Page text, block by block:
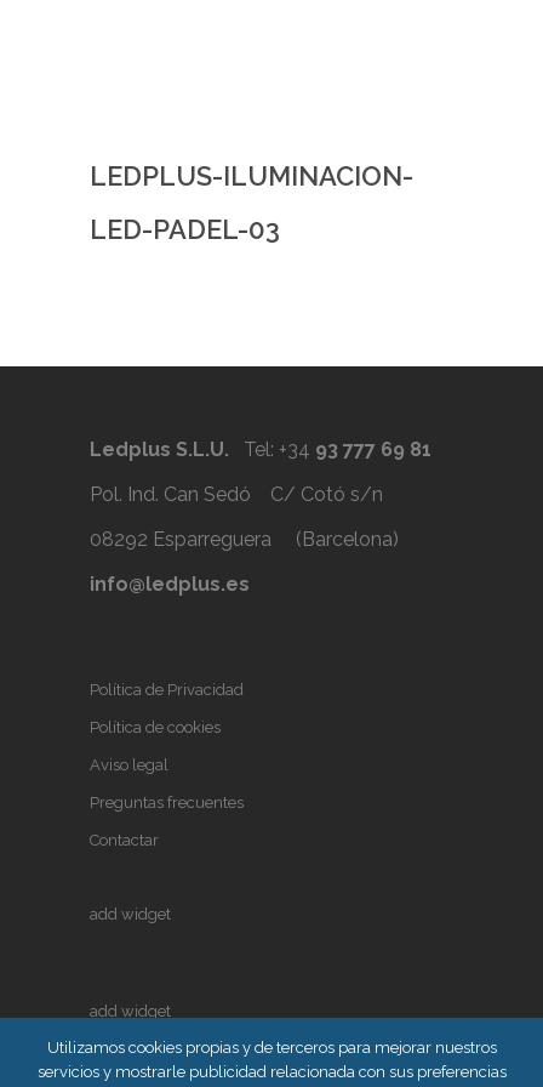
LEDPLUS-ILUMINACION-
LED-PADEL-03
Ledplus S.L.U. Tel: +34 93 777 69 81
Pol. Ind. Can Sedó C/ Cotó s/n
08292 Esparreguera (Barcelona)
info@ledplus.es
Política de Privacidad
Política de cookies
Aviso legal
Preguntas frecuentes
Contactar
add widget
add widget
Utilizamos cookies propias y de terceros para mejorar nuestros
servicios y mostrarle publicidad relacionada con sus preferencias